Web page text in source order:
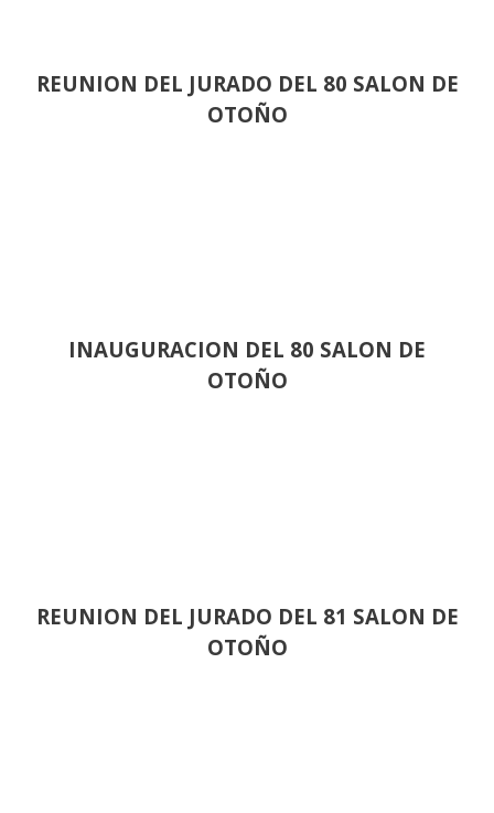
REUNION DEL JURADO DEL 80 SALON DE
OTOÑO
INAUGURACION DEL 80 SALON DE
OTOÑO
REUNION DEL JURADO DEL 81 SALON DE
OTOÑO